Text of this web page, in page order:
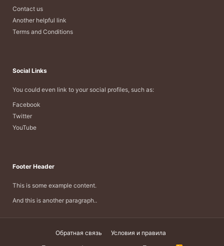
Contact us
Another helpful link
Terms and Conditions
Social Links
You could even link to your social profiles, such as:
Facebook
Twitter
YouTube
Footer Header
This is some example content.
And this is another paragraph..
Обратная связь
Условия и правила